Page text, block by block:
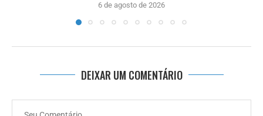
6 de agosto de 2026
DEIXAR UM COMENTÁRIO